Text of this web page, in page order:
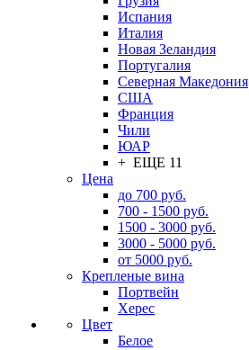
Испания
Италия
Новая Зеландия
Португалия
Северная Македония
США
Франция
Чили
ЮАР
+ ЕЩЕ 11
Цена
до 700 руб.
700 - 1500 руб.
1500 - 3000 руб.
3000 - 5000 руб.
от 5000 руб.
Крепленые вина
Портвейн
Херес
Цвет
Белое